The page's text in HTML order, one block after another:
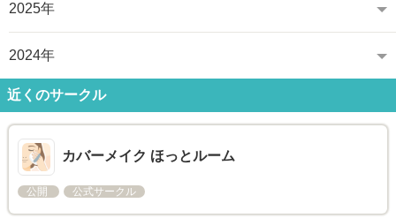
2025年
2024年
近くのサークル
カバーメイク ほっとルーム
公開 公式サークル